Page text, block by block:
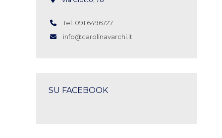
Tel: 091 6496727
info@carolinavarchi.it
SU FACEBOOK